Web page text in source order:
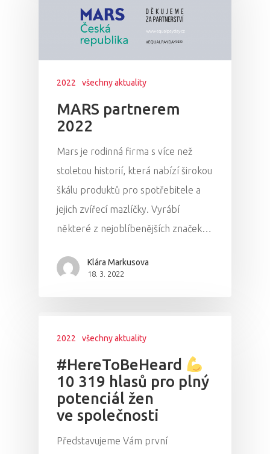
2022 všechny aktuality
MARS partnerem
2022
Mars je rodinná firma s více než
stoletou historií, která nabízí širokou
škálu produktů pro spotřebitele a
jejich zvířecí mazlíčky. Vyrábí
některé z nejoblíbenějších značek…
Klára Markusova
18. 3. 2022
2022 všechny aktuality
#HereToBeHeard
10 319 hlasů pro plný
potenciál žen
ve společnosti
Představujeme Vám první
Program 27.3.
Osobnosti
Dopad
Aktuality
Partneři